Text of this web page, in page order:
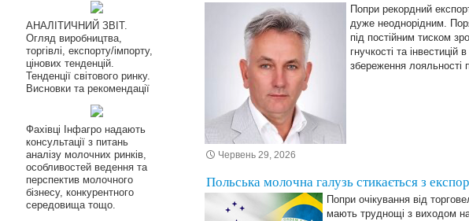
Попри рекордний
дуже неоднорідним.
під постійним тиском
гнучкості та
збереження лояльності
Червень 29, 2026
Польська молочна галузь стикається з
Попри очікування від
мають труднощі з виходом
АНАЛІТИЧНИЙ ЗВІТ.
Огляд виробництва,
торгівлі, експорту/імпорту,
цінових тенденцій.
Тенденції світового ринку.
Висновки та рекомендації
Фахівці Інфагро надають
консультації з питань
аналізу молочних ринків,
особливостей ведення та
перспектив молочного
бізнесу, конкурентного
середовища тощо.